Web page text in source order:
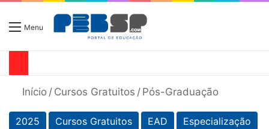
Menu
Início / Cursos Gratuitos / Pós-Graduação
2025 Cursos Gratuitos EAD
Especialização